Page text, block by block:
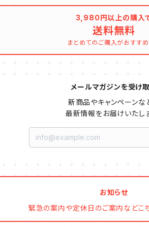
3,980円以上の購入
送料無料
まとめてのご購入がおすす
メールマガジンを受け
新商品やキャンペーンな
最新情報をお届けいたしま
お知らせ
緊急の案内や定休日のご案内などこ